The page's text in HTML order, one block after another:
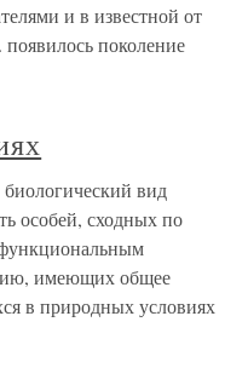
и в известной от
поколение
вид
особей, сходных по
имеющих общее
в природных условиях